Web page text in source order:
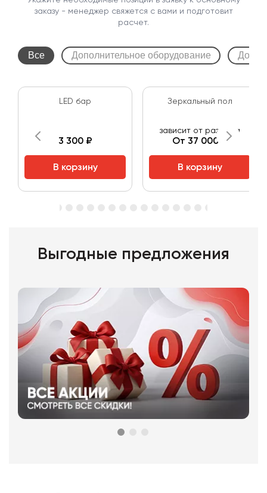
заказу - менеджер свяжется с вами и подготовит
расчет.
Все Дополнительное оборудование
LED бар
3 300 ₽
В корзину
Зеркальный пол
зависит от размера
От 37 000 ₽
В корзину
Выгодные предложения